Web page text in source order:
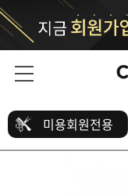
미용회원전용